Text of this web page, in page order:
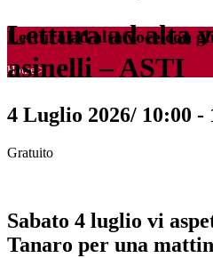
Lettura ad alta voce con
Home >
Lettura ad alta
asinelli – ASTI
4 Luglio 2026/ 10:00 -
Gratuito
Sabato 4 luglio vi
Tanaro per una